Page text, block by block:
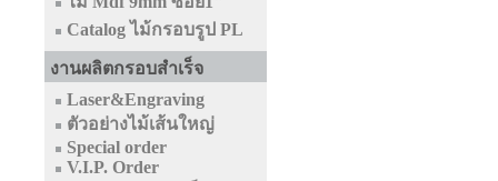
Catalog ไม้กรอบรูป PL
งานผลิตกรอบสำเร็จ
Laser&Engraving
ตัวอย่างไม้เส้นใหญ่
Special order
V.I.P. Order